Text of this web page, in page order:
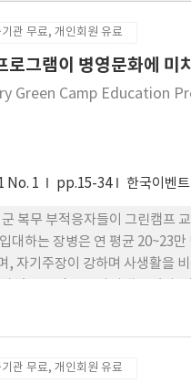
관 무료, 개인회원 유료
로그램이 병영문화에
Green Camp Education
No. 1 pp.15-34 한국이벤트
복무 부적응자들이 그린캠프
대하는 장병은 연 평균 20~23
, 자기주장이 강하며 사생활을
5000천 명이 넘는 현역 부적합
시 대처 방안을 제시하고 장병
관 무료, 개인회원 유료